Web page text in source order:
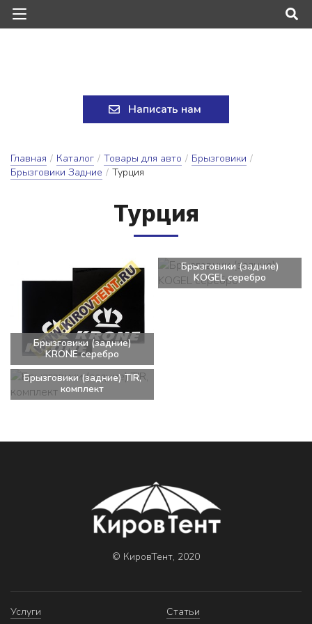
Написать нам
Главная / Каталог / Товары для авто / Брызговики /
Брызговики Задние / Турция
Тур­ция
Брызговики (задние)
KRONE серебро
Брызговики (задние)
KOGEL серебро
Брызговики (задние) TIR,
комплект
© КировТент, 2020
Услуги Статьи